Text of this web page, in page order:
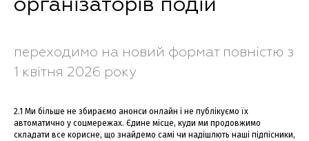
організаторів подій
переходимо на новий формат повністю з
1 квітня 2026 року
2.1 Ми більше не збираємо анонси онлайн і не публікуємо їх
автоматично у соцмережах. Єдине місце, куди ми продовжимо
складати все корисне, що знайдемо самі чи надішлють наші підпісники,